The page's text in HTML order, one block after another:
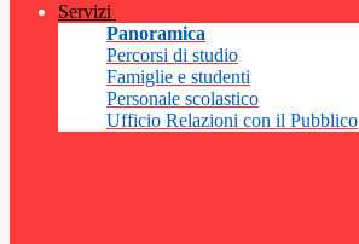
Servizi
Panoramica
Percorsi di studio
Famiglie e studenti
Personale scolastico
Ufficio Relazioni con il Pubblico